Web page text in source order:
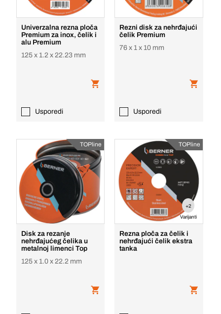
Univerzalna rezna ploča
Premium za inox, čelik i
alu Premium
125 x 1.2 x 22.23 mm
Usporedi
Rezni disk za nehrđajući
čelik Premium
76 x 1 x 10 mm
Usporedi
TOPline
Disk za rezanje
nehrđajućeg čelika u
metalnoj limenci Top
125 x 1.0 x 22.2 mm
TOPline
+2
Varijanti
Rezna ploča za čelik i
nehrđajući čelik ekstra
tanka